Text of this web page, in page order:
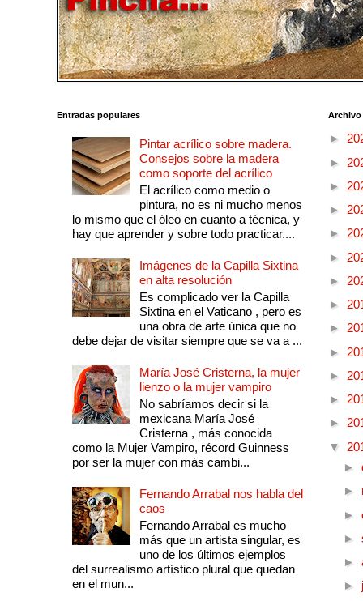
Entradas populares
Pintar acrílico sobre madera.
Consejos sobre la madera
como soporte del acrílico
El acrílico como medio o
pintura, no es ni mucho menos
lo mismo que el óleo en cuanto a técnica, y
hay que aprender y sobre todo practicar....
Imágenes de la Capilla Sixtina
en alta resolución
Es complicado ver la Capilla
Sixtina en el Vaticano , pero es
una obra de arte única que no
debe dejar de visitar siempre que se va a ...
María José Cristerna, la mujer
lienzo o la mujer vampiro
No sabríamos decir si la
mexicana María José
Cristerna , más conocida
como la Mujer Vampiro, récord Guinness
por ser la mujer con más cambi...
Fernando Arrabal nos habla del
caos
Fernando Arrabal es mucho
más que un artista singular, es
uno de los últimos ejemplos
del surrealismo artístico plural que quedan
en el mun...
►
►
►
►
►
►
►
►
►
►
►
►
►
▼
►
►
►
►
►
►